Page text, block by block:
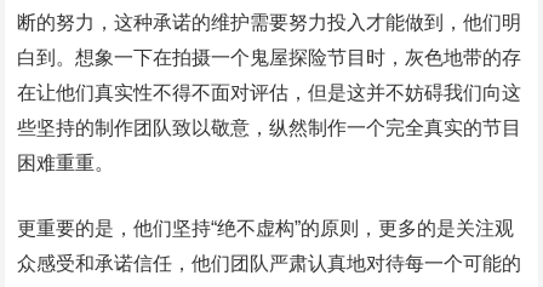
断的努力，这种承诺的维护需要努力投入才能做到，他们明
白到。想象一下在拍摄一个鬼屋探险节目时，灰色地带的存
在让他们真实性不得不面对评估，但是这并不妨碍我们向这
些坚持的制作团队致以敬意，纵然制作一个完全真实的节目
困难重重。
更重要的是，他们坚持“绝不虚构”的原则，更多的是关注观
众感受和承诺信任，他们团队严肃认真地对待每一个可能的